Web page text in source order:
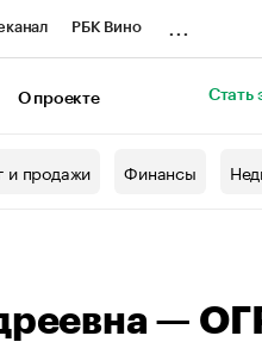
РБК Вино
О проекте Стать
и продажи Финансы
—